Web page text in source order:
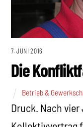
7. JUNI 2016
Die
Betrieb &
Druck. Nach